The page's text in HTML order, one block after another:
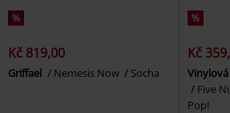
%
Kč 819,00
Griffael Nemesis Now Socha
%
Kč
Five
Pop!